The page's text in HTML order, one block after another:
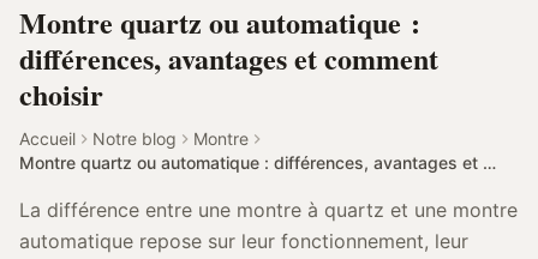
Montre quartz ou automatique :
différences, avantages et comment
choisir
Accueil Notre blog
Montre
Montre quartz ou automatique : différences, avantages et comment choisir
La différence entre une montre à quartz et une montre
automatique repose sur leur fonctionnement, leur